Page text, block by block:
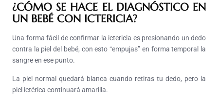
¿CÓMO SE HACE EL DIAGNÓSTICO EN
UN BEBÉ CON ICTERICIA?
Una forma fácil de confirmar la ictericia es presionando un dedo
contra la piel del bebé, con esto “empujas” en forma temporal la
sangre en ese punto.
La piel normal quedará blanca cuando retiras tu dedo, pero la
piel ictérica continuará amarilla.